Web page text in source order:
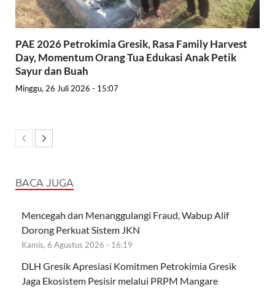
PAE 2026 Petrokimia Gresik, Rasa Family Harvest
Day, Momentum Orang Tua Edukasi Anak Petik
Sayur dan Buah
Minggu, 26 Juli 2026 - 15:07
BACA JUGA
Mencegah dan Menanggulangi Fraud, Wabup Alif
Dorong Perkuat Sistem JKN
Kamis, 6 Agustus 2026 - 16:19
DLH Gresik Apresiasi Komitmen Petrokimia Gresik
Jaga Ekosistem Pesisir melalui PRPM Mangare